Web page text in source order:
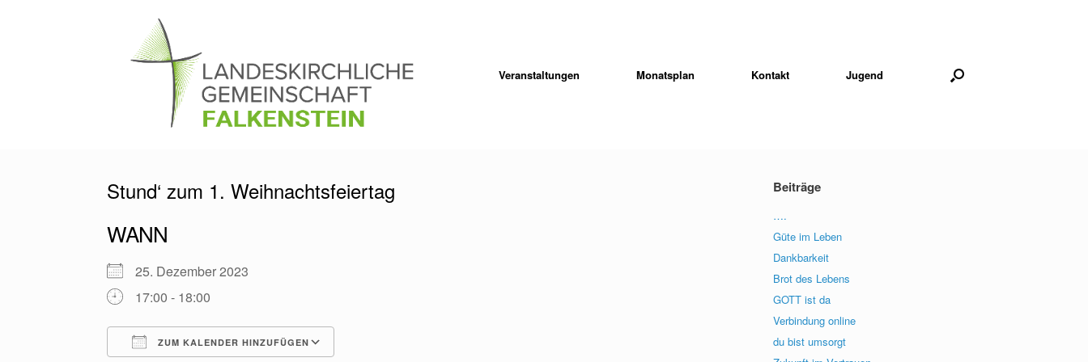
Veranstaltungen Monatsplan Kontakt Jugend
Stund‘ zum 1. Weihnachtsfeiertag
WANN
25. Dezember 2023
17:00 - 18:00
ZUM KALENDER HINZUFÜGEN
Beiträge
….
Güte im Leben
Dankbarkeit
Brot des Lebens
GOTT ist da
Verbindung online
du bist umsorgt